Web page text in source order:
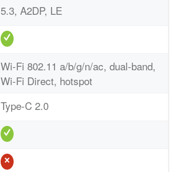
5.3, A2DP, LE
Wi-Fi 802.11 a/b/g/n/ac, dual-band,
Wi-Fi Direct, hotspot
Type-C 2.0